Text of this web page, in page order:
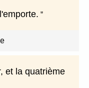
et la quatrième